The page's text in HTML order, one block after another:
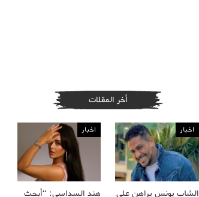
أخر المقلات
اخبار
الشاب يونس يراهن على
اخبار
هند السداسي: “أبحث